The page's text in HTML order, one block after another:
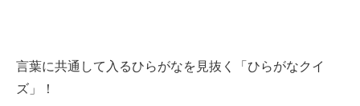
言葉に共通して入るひらがなを見抜く「ひらがなクイ
ズ」！